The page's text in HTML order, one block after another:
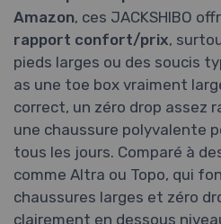
Amazon, ces JACKSHIBO
rapport confort/prix,
pieds larges ou des soucis
as une toe box vraiment
correct, un zéro drop assez
une chaussure polyvalente
tous les jours. Comparé à
comme Altra ou Topo, qui
chaussures larges et zéro
clairement en dessous